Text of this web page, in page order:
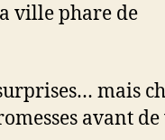
ville phare de
mais
avant de